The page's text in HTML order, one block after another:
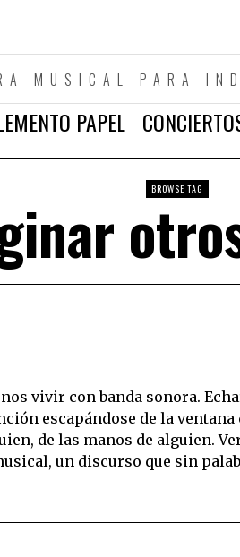
MUSICAL PARA
PAPEL
BROWSE TAG
vivir con banda sonora.
escapándose de la ventana
de las manos de alguien.
un discurso que sin